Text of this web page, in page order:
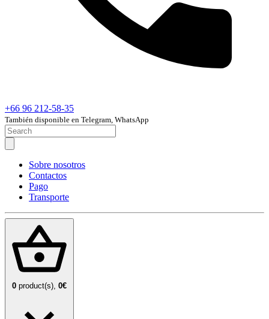
+66 96 212-58-35
También disponible en Telegram, WhatsApp
Sobre nosotros
Contactos
Pago
Transporte
0 product(s), 0€